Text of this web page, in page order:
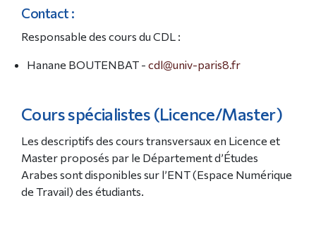
Contact :
Responsable des cours du CDL :
Hanane BOUTENBAT - cdl@univ-paris8.fr
Cours spécialistes (Licence/Master)
Les descriptifs des cours transversaux en Licence et
Master proposés par le Département d’Études
Arabes sont disponibles sur l’ENT (Espace Numérique
de Travail) des étudiants.